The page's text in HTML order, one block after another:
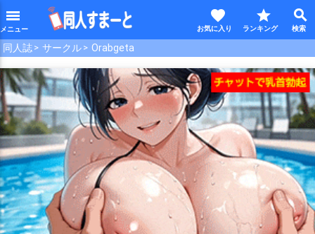
menu search
star
favorite
同人誌 サークル Orabgeta